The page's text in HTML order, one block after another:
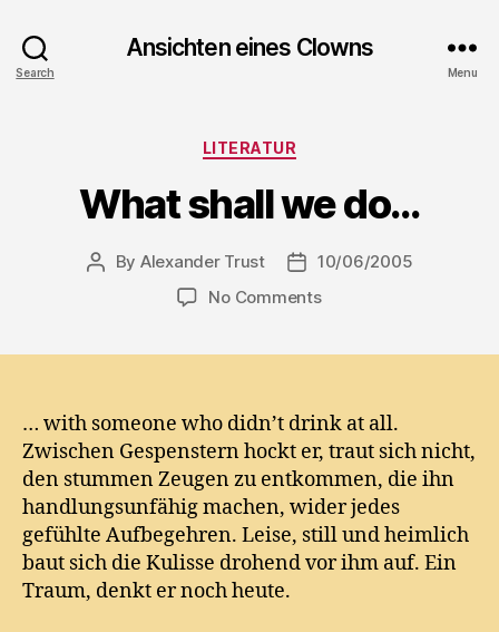
Search
Ansichten eines Clowns
Menu
Categories
LITERATUR
What shall we do…
Post
By Alexander Trust
Post10/06/2005
No Commentson
… with someone who didn’t drink at all.
Zwischen Gespenstern hockt er, traut sich nicht,
den stummen Zeugen zu entkommen, die ihn
handlungsunfähig machen, wider jedes
gefühlte Aufbegehren. Leise, still und heimlich
baut sich die Kulisse drohend vor ihm auf. Ein
Traum, denkt er noch heute.